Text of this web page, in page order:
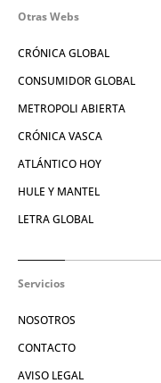
Otras Webs
CRÓNICA GLOBAL
CONSUMIDOR GLOBAL
METROPOLI ABIERTA
CRÓNICA VASCA
ATLÁNTICO HOY
HULE Y MANTEL
LETRA GLOBAL
Servicios
NOSOTROS
CONTACTO
AVISO LEGAL